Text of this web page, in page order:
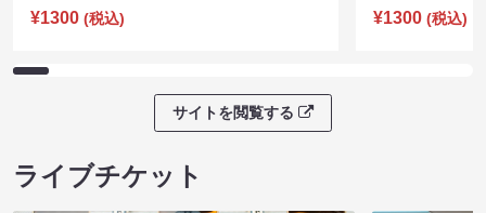
¥1300 (税込)
¥1300 (税込)
サイトを閲覧する
ライブチケット